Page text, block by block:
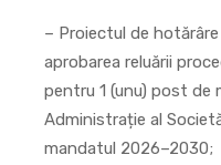
– Proiectul de
aprobarea reluării
pentru 1 (unu) post de
Administrație al
mandatul 2026–2030;